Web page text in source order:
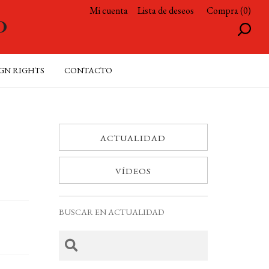
Mi cuenta Lista de deseos Compra (0)
RIGHTS CONTACTO
ACTUALIDAD
VÍDEOS
BUSCAR EN ACTUALIDAD